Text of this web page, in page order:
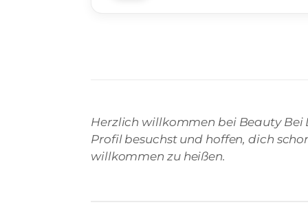
Herzlich willkommen bei Beauty Bei
Profil besuchst und hoffen, dich
willkommen zu heißen.